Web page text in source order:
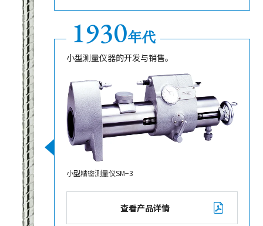
1930年代
小型测量仪器的开发与销售。
小型精密测量仪SM−3
查看产品详情